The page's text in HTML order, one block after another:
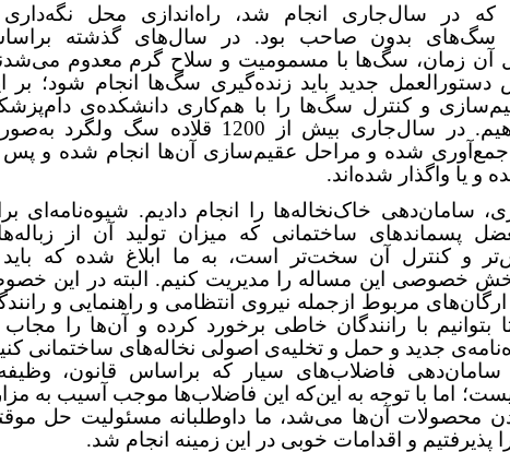
که در سال‌جاری انجام شد، راه‌اندازی محل
سگ‌های بدون صاحب بود. در سال‌های گذشته
آن زمان، سگ‌ها با مسمومیت و سلاح گرم معدوم
دستورالعمل جدید باید زنده‌گیری سگ‌ها انجام شود؛ بر
و کنترل سگ‌ها را با هم‌کاری دانشکده‌ی
انجام می‌دهیم. در سال‌جاری بیش از 1200 قلاده سگ ولگرد
جمع‌آوری شده و مراحل عقیم‌سازی آن‌ها انجام شده و پس
و یا واگذار شده‌اند.
سامان‌دهی خاک‌نخاله‌ها را انجام دادیم. شیوه‌نامه‌ای
پسماندهای ساختمانی که میزان تولید آن از
و کنترل آن سخت‌تر است، به ما ابلاغ شده که باید
خصوصی این مساله را مدیریت کنیم. البته در این
مربوط ازجمله نیروی انتظامی و راهنمایی و
تا بتوانیم با رانندگان خاطی برخورد کرده و آن‌ها را مجاب
جدید و حمل و تخلیه‌ی اصولی نخاله‌های ساختمانی
سامان‌دهی فاضلاب‌های سیار که براساس قانون،
اما با توجه به این‌که این فاضلاب‌ها موجب آسیب به
محصولات آن‌ها می‌شد، ما داوطلبانه مسئولیت حل
پذیرفتیم و اقدامات خوبی در این زمینه انجام شد.